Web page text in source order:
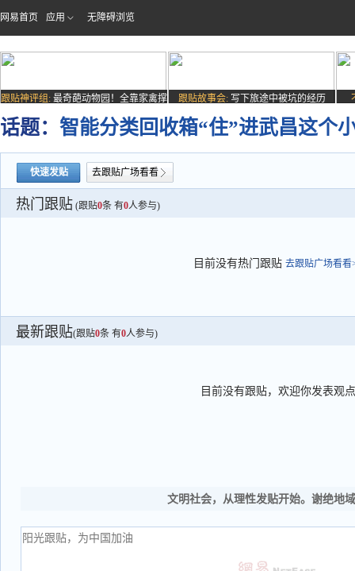
网易首页 应用 无障碍浏览
跟贴神评组: 最奇葩动物园！全靠家禽撑
场子
跟贴故事会: 写下旅途中被坑的经历
话题： 智能分类回收箱“住”进武昌这个
快速发贴 去跟贴广场看看
热门跟贴 (跟贴0条 有0人参与)
目前没有热门跟贴 去跟贴广场看看
最新跟贴(跟贴0条 有0人参与)
目前没有跟贴，欢迎你发表观点
文明社会，从理性发贴开始。谢绝地